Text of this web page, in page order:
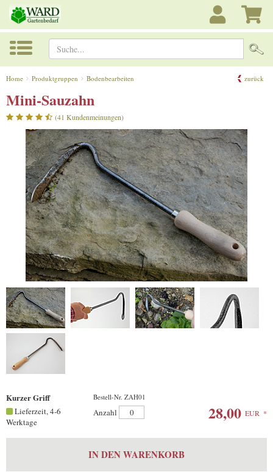
Suche...
Home Produktgruppen Bodenbearbeiten zurück
Mini-Sauzahn
(41 Kundenmeinungen)
Kurzer Griff Bestell-Nr. ZAH01
Lieferzeit, 4-6
Werktage
Anzahl 28,00 EUR *
IN DEN WARENKORB